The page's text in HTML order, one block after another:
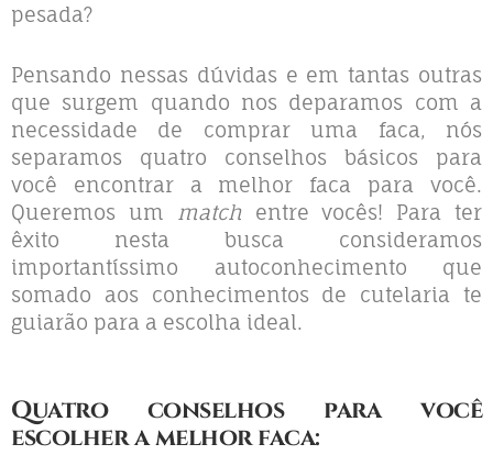
pesada?
Pensando nessas dúvidas e em tantas outras
que surgem quando nos deparamos com a
necessidade de comprar uma faca, nós
separamos quatro conselhos básicos para
você encontrar a melhor faca para você.
Queremos um
match entre vocês! Para ter
êxito nesta busca consideramos
importantíssimo autoconhecimento que
somado aos conhecimentos de cutelaria te
guiarão para a escolha ideal.
Quatro conselhos para você
escolher a melhor faca: